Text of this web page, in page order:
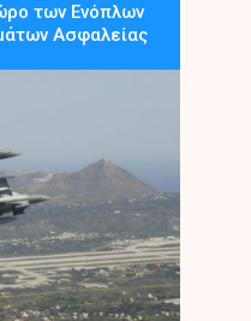
των Ενόπλων
Ασφαλείας